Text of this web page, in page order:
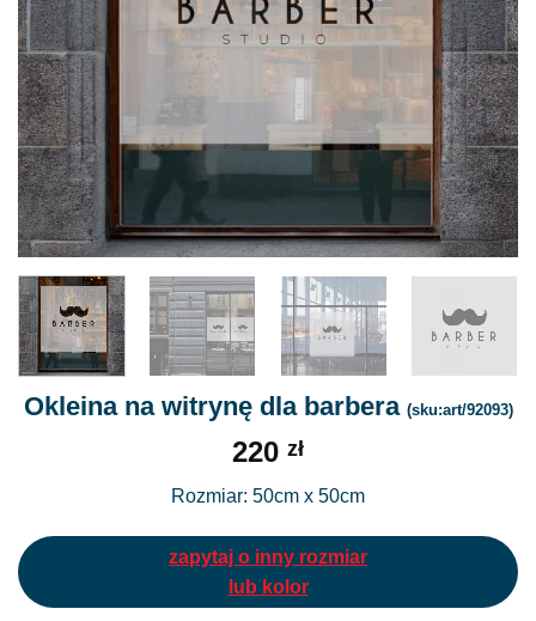
Okleina na witrynę dla barbera (sku:art/92093)
220 zł
Rozmiar: 50cm x 50cm
zapytaj o inny rozmiar
lub kolor